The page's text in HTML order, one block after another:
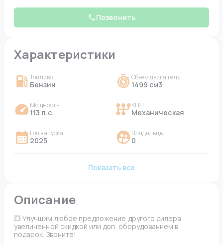
Позвонить
Характеристики
Топливо
Бензин
Объем двигателя
1499 см3
Мощность
113 л.с.
КПП
Механическая
Год выпуска
2025
Владельцы
0
Показать все
Описание
💥 Улучшим любое предложение другого дилера
увеличенной скидкой или доп. оборудованием в
подарок. Звоните!